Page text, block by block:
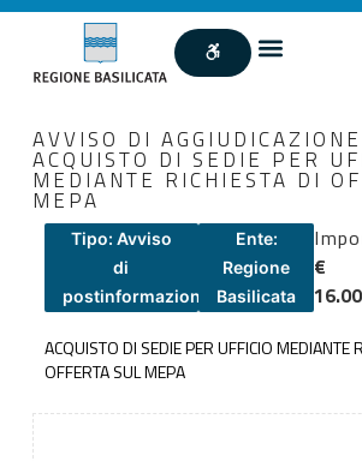
AVVISO DI
ACQUISTO DI SEDIE PER
MEDIANTE RICHIESTA DI
MEPA
Tipo: Avviso
di
postinformazione
Ente:
Regione
Basilicata
€
ACQUISTO DI SEDIE PER UFFICIO MEDIANTE
OFFERTA SUL MEPA